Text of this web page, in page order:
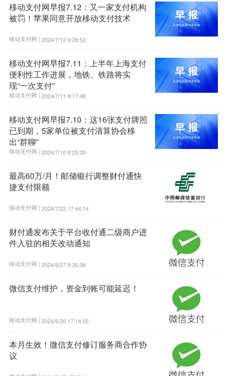
移动支付网早报7.12：又一家支付机构
被罚！苹果同意开放移动支付技术
移动支付网 | 2024/7/12 9:29:52
移动支付网早报7.11：上半年上海支付
便利性工作进展，地铁、铁路将实
现“一次支付”
移动支付网 | 2024/7/11 9:17:48
移动支付网早报7.10：这16张支付牌照
已到期，5家单位被支付清算协会移
出“群聊”
移动支付网 | 2024/7/10 9:25:30
最高60万/月！邮储银行调整财付通快
捷支付限额
移动支付网 | 2024/7/23 17:44:14
财付通发布关于平台收付通二级商户进
件入驻的相关改动通知
移动支付网 | 2024/6/27 9:35:36
微信支付维护，资金到账可能延迟！
移动支付网 | 2024/6/26 17:14:05
本月生效！微信支付修订服务商合作协
议